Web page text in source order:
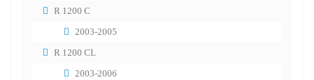
R 1200 C
2003-2005
R 1200 CL
2003-2006